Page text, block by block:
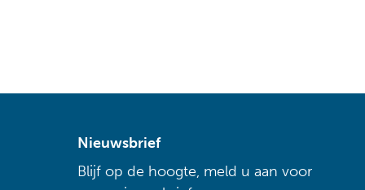
Nieuwsbrief
Blijf op de hoogte, meld u aan voor